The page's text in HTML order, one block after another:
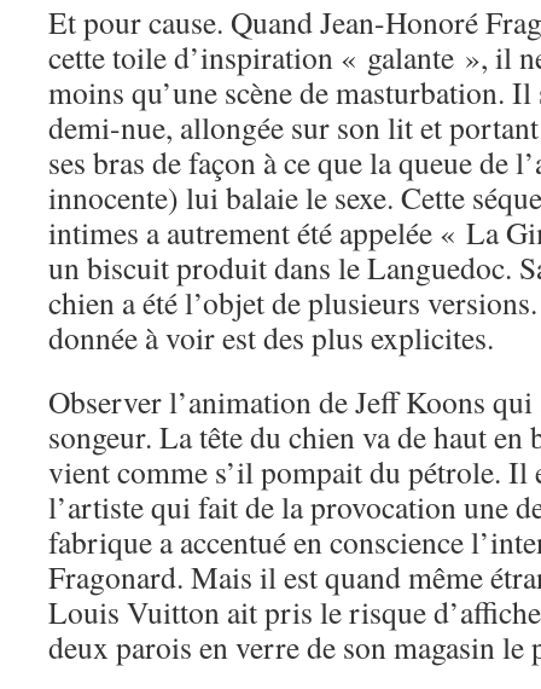
Et pour cause. Quand Jean-Honoré
cette toile d’inspiration « galante », il
moins qu’une scène de masturbation.
demi-nue, allongée sur son lit et
ses bras de façon à ce que la queue de
innocente) lui balaie le sexe. Cette
intimes a autrement été appelée « La
un biscuit produit dans le Languedoc.
chien a été l’objet de plusieurs
donnée à voir est des plus explicites.
Observer l’animation de Jeff Koons
songeur. La tête du chien va de haut en
vient comme s’il pompait du pétrole. Il
l’artiste qui fait de la provocation une
fabrique a accentué en conscience
Fragonard. Mais il est quand même
Louis Vuitton ait pris le risque
deux parois en verre de son magasin le